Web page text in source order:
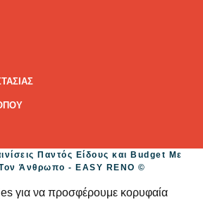
Παντός Είδους και Budget Με
Άνθρωπο - EASY RENO ©
για να προσφέρουμε κορυφαία